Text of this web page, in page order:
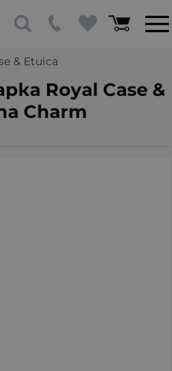
& Etuica
Royal Case &
Charm